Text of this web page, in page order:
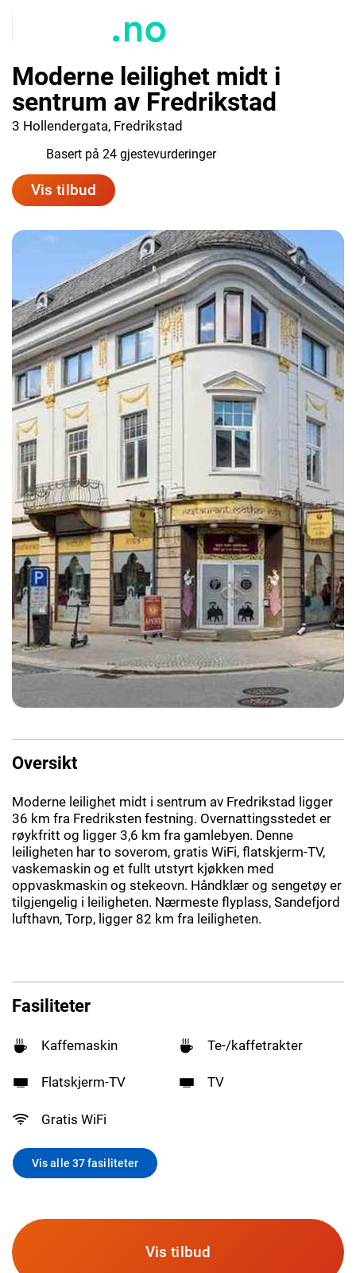
Moderne leilighet midt i
sentrum av Fredrikstad
3 Hollendergata, Fredrikstad
Basert på 24 gjestevurderinger
Vis tilbud
Oversikt
Moderne leilighet midt i sentrum av Fredrikstad ligger
36 km fra Fredriksten festning. Overnattingsstedet er
røykfritt og ligger 3,6 km fra gamlebyen. Denne
leiligheten har to soverom, gratis WiFi, flatskjerm-TV,
vaskemaskin og et fullt utstyrt kjøkken med
oppvaskmaskin og stekeovn. Håndklær og sengetøy er
tilgjengelig i leiligheten. Nærmeste flyplass, Sandefjord
lufthavn, Torp, ligger 82 km fra leiligheten.
Fasiliteter
Kaffemaskin Te-/kaffetrakter
Flatskjerm-TV TV
Gratis WiFi
Vis alle 37 fasiliteter
Vis tilbud